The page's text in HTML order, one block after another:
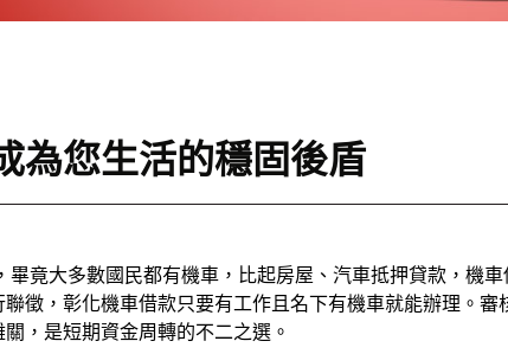
為您生活的穩固後盾
竟大多數國民都有機車，比起房屋、汽車抵押貸款，機
徵，彰化機車借款只要有工作且名下有機車就能辦理。
，是短期資金周轉的不二之選。